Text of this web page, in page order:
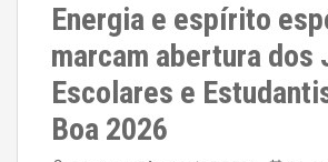
Energia e espírito
marcam abertura dos
Escolares e
Boa 2026